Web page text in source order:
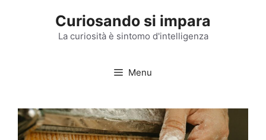
Curiosando si impara
La curiosità è sintomo d'intelligenza
Menu